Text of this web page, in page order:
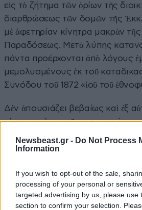
Newsbeast.gr - Do Not Process
Information
If you wish to opt-out of the sale,
processing of your personal or
targeted advertising by us, please use
section to confirm your selection.
εἰς τὸ ζήτημα τῶν ὁρίων τῆς
διαρθρώσεως τῶν δομῶν τῆς
μὲ ἀφετηρίαν κίνητρα μακρὰν
Παραδόσεως. Μετὰ λύπης
πάντα προέρχονται ἀπὸ λόγους
μεμολυσμένους ἐκ τοῦ
Συνόδου τοῦ 1872 «ἰοῦ τοῦ
Δὲν ἀπουσιάζει βεβαίως καὶ ἐξ
τὸ κοσμικὸν πνεῦμα,
διεκδικήσεως παγκοσμίου
Ἀφρικῆς Ἤπειρον, μὴ
θυσιαστικὸν ἐν τῇ διακονίᾳ
ἡμῶν καθαγιασμένης